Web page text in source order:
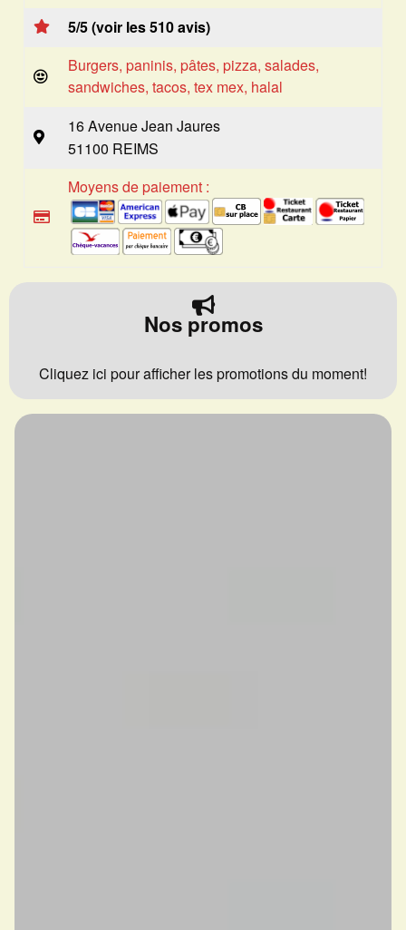
5/5 (voir les 510 avis)
Burgers, paninis, pâtes, pizza, salades,
sandwiches, tacos, tex mex, halal
16 Avenue Jean Jaures
51100 REIMS
Moyens de paiement :
Nos promos
Cliquez ici pour afficher les promotions du moment!